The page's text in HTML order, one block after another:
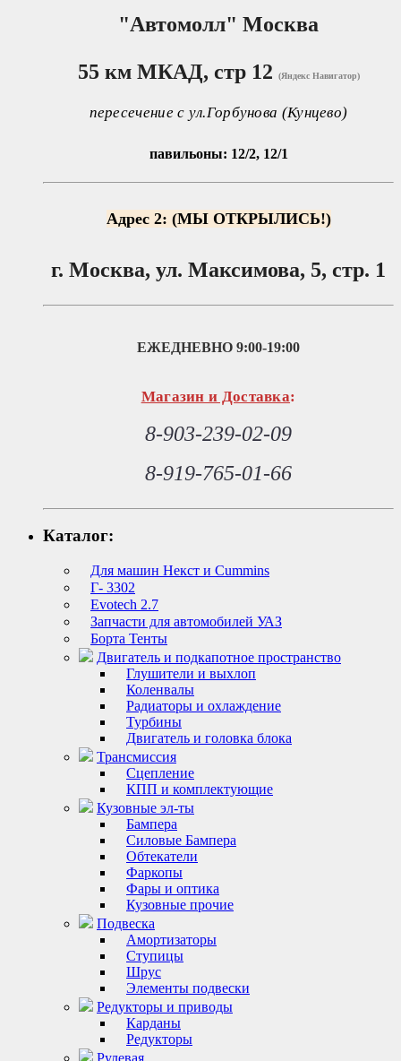
"Автомолл" Москва
55 км МКАД, стр 12 (Яндекс Навигатор)
пересечение с ул.Горбунова (Кунцево)
павильоны: 12/2, 12/1
Адрес 2: (МЫ ОТКРЫЛИСЬ!)
г. Москва, ул. Максимова, 5, стр. 1
ЕЖЕДНЕВНО 9:00-19:00
Магазин и Доставка:
8-903-239-02-09
8-919-765-01-66
Каталог:
Для машин Некст и Cummins
Г- 3302
Evotech 2.7
Запчасти для автомобилей УАЗ
Борта Тенты
Двигатель и подкапотное пространство
Глушители и выхлоп
Коленвалы
Радиаторы и охлаждение
Турбины
Двигатель и головка блока
Трансмиссия
Сцепление
КПП и комплектующие
Кузовные эл-ты
Бампера
Силовые Бампера
Обтекатели
Фаркопы
Фары и оптика
Кузовные прочие
Подвеска
Амортизаторы
Ступицы
Шрус
Элементы подвески
Редукторы и приводы
Карданы
Редукторы
Рулевая